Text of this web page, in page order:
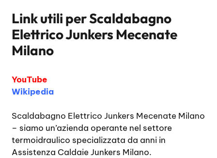
Link utili perScaldabagno
Elettrico Junkers Mecenate
Milano
YouTube
Wikipedia
Scaldabagno Elettrico Junkers Mecenate Milano
– siamo un’azienda operante nel settore
termoidraulico specializzata da anni in
Assistenza Caldaie Junkers Milano.